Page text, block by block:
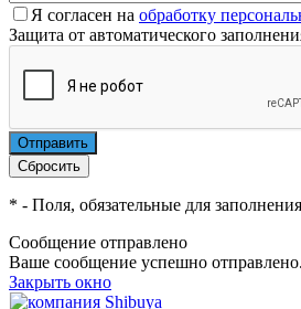
Я согласен на обработку
Защита от автоматического
* - Поля, обязательные для заполнения
Сообщение отправлено
Ваше сообщение успешно
Закрыть окно